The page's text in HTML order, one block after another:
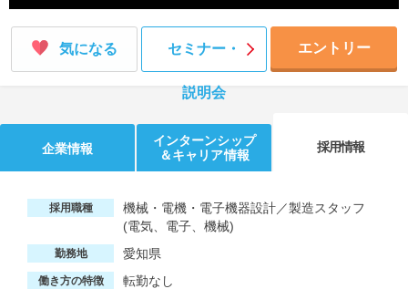
気になる セミナー・
説明会
エントリー
企業情報
インターンシップ
＆キャリア情報
採用情報
採用職種
機械・電機・電子機器設計／製造スタッフ
(電気、電子、機械)
勤務地 愛知県
働き方の特徴 転勤なし